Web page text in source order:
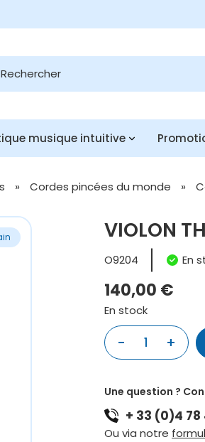
musique intuitive
» Cordes pincées du monde »
VIOLON
O9204 En
140,00 €
En stock
-
quantité
VIOLON
THAI
SIISSOO
1 +
Une question ?
+ 33 (0)4 78
Ou via notre